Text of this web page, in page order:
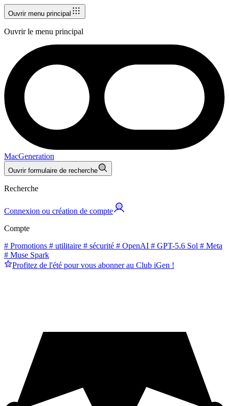
Ouvrir menu principal
Ouvrir le menu principal
MacGeneration
Ouvrir formulaire de recherche
Recherche
Connexion ou création de compte
Compte
# Promotions # utilitaire # sécurité # OpenAI # GPT-5.6 Sol # Meta
# Muse Spark
Profitez de l'été pour vous abonner au Club iGen !